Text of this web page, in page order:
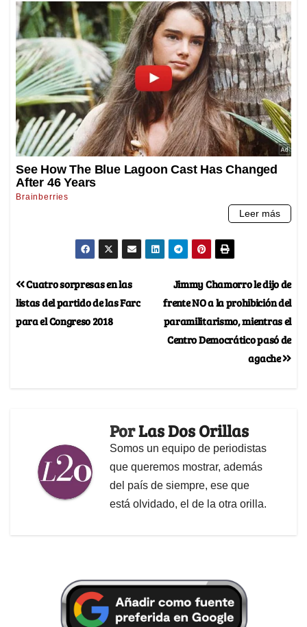
Jimmy Chamorro le dijo de
frente NO a la prohibición del
paramilitarismo, mientras el
Centro Democrático pasó de
agache
Cuatro sorpresas en las
listas del partido de las Farc
para el Congreso 2018
PorLas Dos Orillas
Somos un equipo de periodistas
que queremos mostrar, además
del país de siempre, ese que
está olvidado, el de la otra orilla.